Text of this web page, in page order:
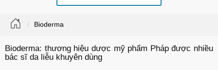
Bioderma
Bioderma: thương hiệu dược mỹ phẩm Pháp được nhiều
bác sĩ da liễu khuyên dùng